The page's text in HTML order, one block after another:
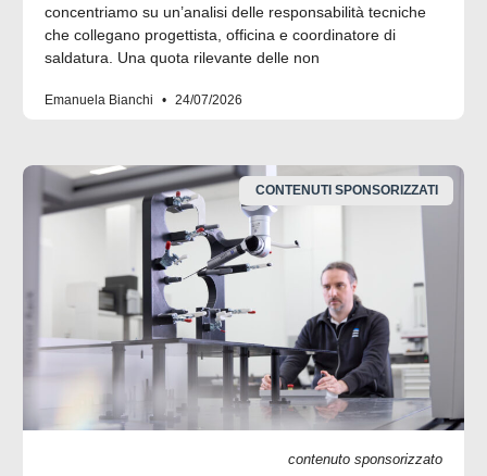
concentriamo su un’analisi delle responsabilità tecniche
che collegano progettista, officina e coordinatore di
saldatura. Una quota rilevante delle non
Emanuela Bianchi 24/07/2026
CONTENUTI SPONSORIZZATI
contenuto sponsorizzato